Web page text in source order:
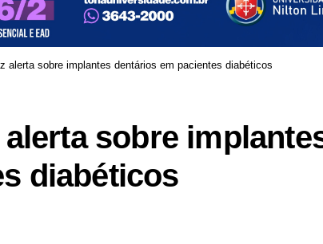
alerta sobre implantes dentários em pacientes diabéticos
sobre
diabéticos